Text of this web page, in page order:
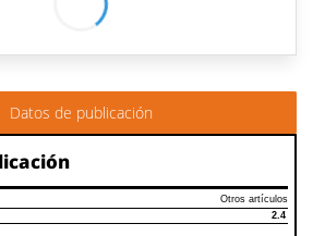
Datos de publicación
Otros artículos
2.4